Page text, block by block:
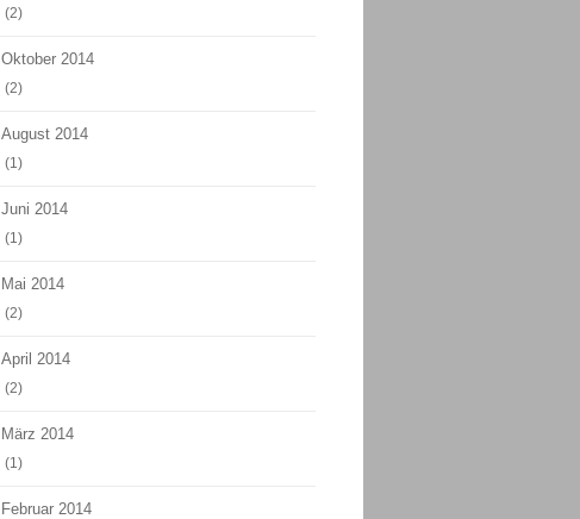
(2)
Oktober 2014
(2)
August 2014
(1)
Juni 2014
(1)
Mai 2014
(2)
April 2014
(2)
März 2014
(1)
Februar 2014